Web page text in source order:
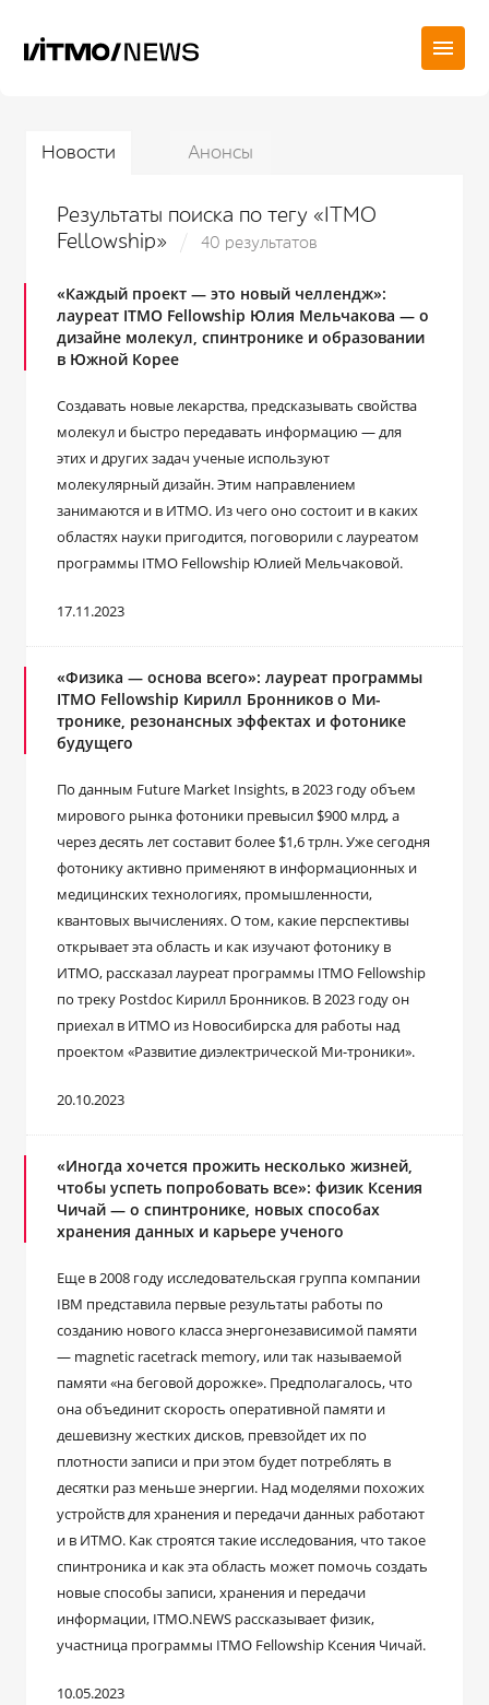
Новости Анонсы
Результаты поиска по тегу «ITMO
Fellowship»
40 результатов
«Каждый проект — это новый челлендж»:
лауреат ITMO Fellowship Юлия Мельчакова ― о
дизайне молекул, спинтронике и образовании
в Южной Корее
Создавать новые лекарства, предсказывать свойства
молекул и быстро передавать информацию — для
этих и других задач ученые используют
молекулярный дизайн. Этим направлением
занимаются и в ИТМО. Из чего оно состоит и в каких
областях науки пригодится, поговорили с лауреатом
программы ITMO Fellowship Юлией Мельчаковой.
17.11.2023
«Физика — основа всего»: лауреат программы
ITMO Fellowship Кирилл Бронников о Ми-
тронике, резонансных эффектах и фотонике
будущего
По данным Future Market Insights, в 2023 году объем
мирового рынка фотоники превысил $900 млрд, а
через десять лет составит более $1,6 трлн. Уже сегодня
фотонику активно применяют в информационных и
медицинских технологиях, промышленности,
квантовых вычислениях. О том, какие перспективы
открывает эта область и как изучают фотонику в
ИТМО, рассказал лауреат программы ITMO Fellowship
по треку Postdoc Кирилл Бронников. В 2023 году он
приехал в ИТМО из Новосибирска для работы над
проектом «Развитие диэлектрической Ми-троники».
20.10.2023
«Иногда хочется прожить несколько жизней,
чтобы успеть попробовать все»: физик Ксения
Чичай ― о спинтронике, новых способах
хранения данных и карьере ученого
Еще в 2008 году исследовательская группа компании
IBM представила первые результаты работы по
созданию нового класса энергонезависимой памяти
— magnetic racetrack memory, или так называемой
памяти «на беговой дорожке». Предполагалось, что
она объединит скорость оперативной памяти и
дешевизну жестких дисков, превзойдет их по
плотности записи и при этом будет потреблять в
десятки раз меньше энергии. Над моделями похожих
устройств для хранения и передачи данных работают
и в ИТМО. Как строятся такие исследования, что такое
спинтроника и как эта область может помочь создать
новые способы записи, хранения и передачи
информации, ITMO.NEWS рассказывает физик,
участница программы ITMO Fellowship Ксения Чичай.
10.05.2023